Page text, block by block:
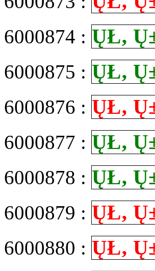
6000874 : Ų­Ł‚
6000875 : Ų­Ł‚
6000876 : Ų­Ł‚
6000877 : Ų­Ł‚
6000878 : Ų­Ł‚
6000879 : Ų­Ł‚
6000880 : Ų­Ł‚